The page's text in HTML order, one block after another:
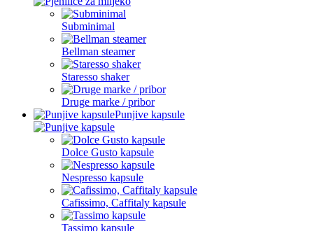
Subminimal
Bellman steamer
Staresso shaker
Druge marke / pribor
Punjive kapsule
Dolce Gusto kapsule
Nespresso kapsule
Cafissimo, Caffitaly kapsule
Tassimo kapsule